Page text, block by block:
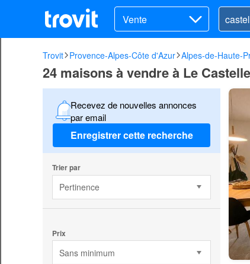
Vente
Trovit Provence-Alpes-Côte d'Azur Alpes-de-Haute-
24 maisons à vendre à Le
Recevez de nouvelles annonces
par email
Enregistrer cette recherche
Trier par
Pertinence
Prix
Sans minimum